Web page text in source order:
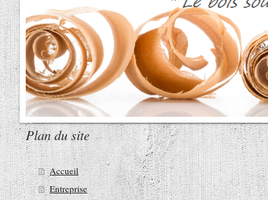
Plan du site
Accueil
Entreprise